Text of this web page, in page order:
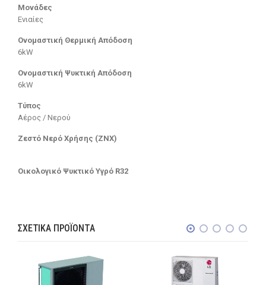
Μονάδες
Ενιαίες
Ονομαστική Θερμική Απόδοση
6kW
Ονομαστική Ψυκτική Απόδοση
6kW
Τύπος
Αέρος / Νερού
Ζεστό Νερό Χρήσης (ΖΝΧ)
Οικολογικό Ψυκτικό Υγρό R32
ΣΧΕΤΙΚΆ ΠΡΟΪΌΝΤΑ